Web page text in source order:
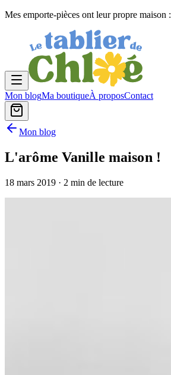
Mes emporte-pièces ont leur propre maison
Mon blogMa boutiqueÀ proposContact
Mon blog
L'arôme Vanille maison !
18 mars 2019 · 2 min de lecture